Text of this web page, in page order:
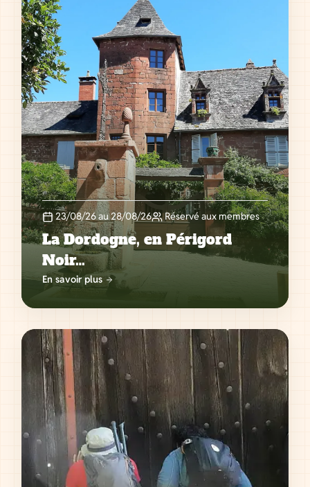
23/08/26 au 28/08/26 Réservé aux membres
La Dordogne, en Périgord
Noir…
En savoir plus